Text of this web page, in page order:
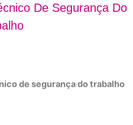
De Segurança Do
de segurança do trabalho